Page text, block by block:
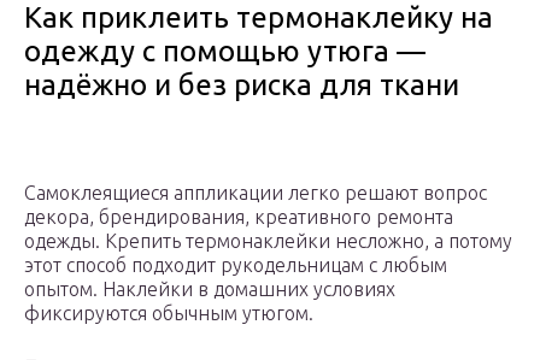
Как приклеить термонаклейку на
одежду с помощью утюга —
надёжно и без риска для ткани
Самоклеящиеся аппликации легко решают вопрос
декора, брендирования, креативного ремонта
одежды. Крепить термонаклейки несложно, а потому
этот способ подходит рукодельницам с любым
опытом. Наклейки в домашних условиях
фиксируются обычным утюгом.